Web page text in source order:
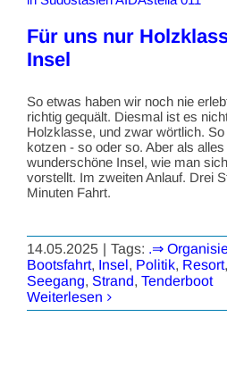
Für uns nur
Insel
So etwas haben wir noch nie
richtig gequält. Diesmal ist es
Holzklasse, und zwar wörtlich.
kotzen - so oder so. Aber als
wunderschöne Insel, wie man
vorstellt. Im zweiten Anlauf. Drei
Minuten Fahrt.
14.05.2025 Tags: .⇒
Bootsfahrt, Insel , Politik, Resort,
Seegang, Strand, Tenderboot
Weiterlesen